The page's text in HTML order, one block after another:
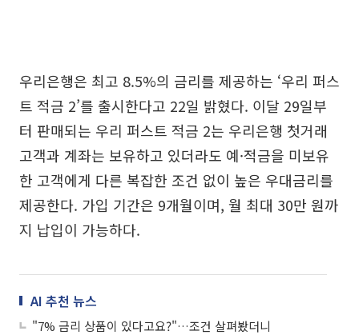
우리은행은 최고 8.5%의 금리를 제공하는 ‘우리 퍼스
트 적금 2’를 출시한다고 22일 밝혔다. 이달 29일부
터 판매되는 우리 퍼스트 적금 2는 우리은행 첫거래
고객과 계좌는 보유하고 있더라도 예·적금을 미보유
한 고객에게 다른 복잡한 조건 없이 높은 우대금리를
제공한다. 가입 기간은 9개월이며, 월 최대 30만 원까
지 납입이 가능하다.
AI 추천 뉴스
"7% 금리 상품이 있다고요?"…조건 살펴봤더니